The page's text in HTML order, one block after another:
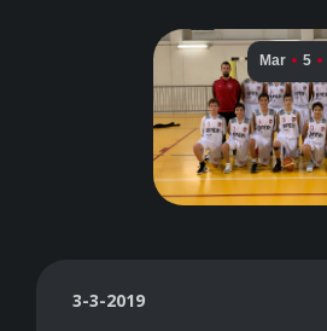
Mar 5
3-3-2019